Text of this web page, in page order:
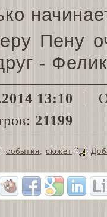
Пену
-
13:10
21199
события , сюжет